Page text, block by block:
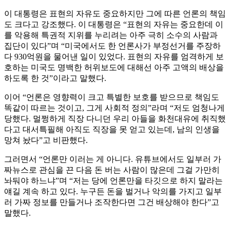
이 대통령은 표현의 자유도 중요하지만 그에 따른 언론의 책임
도 크다고 강조했다. 이 대통령은 “표현의 자유는 중요한데 이
를 악용해 특권적 지위를 누리려는 아주 극히 소수의 사람과
집단이 있다”며 “미국에서도 한 언론사가 부정선거를 주장하
다 930억원을 물어낸 일이 있었다. 표현의 자유를 엄격하게 보
호하는 미국도 명백한 허위보도에 대해선 아주 고액의 배상을
하도록 한 것”이라고 말했다.
이어 “언론은 영향력이 크고 특별한 보호를 받으므로 책임도
똑같이 따르는 것이고, 그게 사회적 정의”라며 “저도 엄청나게
당했다. 멀쩡하게 직장 다니던 우리 아들을 화천대유에 취직했
다고 대서특필해 아직도 직장을 못 얻고 있는데, 남의 인생을
망쳐 놨다”고 비판했다.
그러면서 “언론만 이러는 게 아니다. 유튜브에서도 일부러 가
짜뉴스로 관심을 끈 다음 돈 버는 사람이 많은데 그걸 가만히
놔둬야 하느냐”며 “저는 당에 언론만을 타깃으로 하지 말라는
얘길 계속 하고 있다. 누구든 돈을 벌거나 악의를 가지고 일부
러 가짜 정보를 만들거나 조작한다면 그건 배상해야 한다”고
말했다.